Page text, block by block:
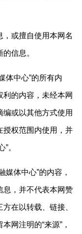
或擅自使用本网名
的信息。
体中心”的所有内
的内容，未经本网
或以其他方式使用
授权范围内使用，并
”。
媒体中心”的内容，
息，并不代表本网赞
在以转载、链接、
网注明的“来源”，